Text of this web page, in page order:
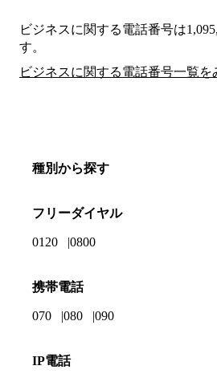
ビジネスに関する電話番号は
す。
ビジネスに関する電話番号一覧を
種別から探す
フリーダイヤル
0120 0800
携帯電話
070 080 090
IP電話